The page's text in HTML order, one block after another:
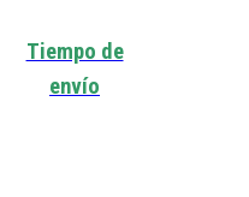
Tiempo de
envío